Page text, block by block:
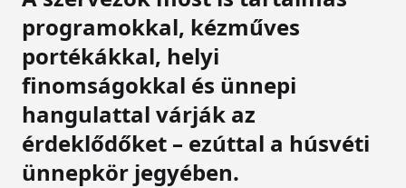
programokkal, kézműves
portékákkal, helyi
finomságokkal és ünnepi
hangulattal várják az
érdeklődőket – ezúttal a húsvéti
ünnepkör jegyében.